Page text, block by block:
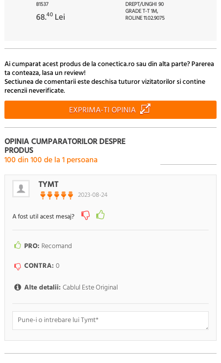
81537
68.40 Lei
DREPT/UNGHI 90
GRADE T-T 1M,
ROLINE 11.02.9075
Ai cumparat acest produs de la conectica.ro sau din alta parte? Parerea
ta conteaza, lasa un review!
Sectiunea de comentarii este deschisa tuturor vizitatorilor si contine
recenzii neverificate.
EXPRIMA-TI OPINIA
OPINIA CUMPARATORILOR DESPRE
PRODUS
100din100de la1persoana
TYMT
2023-08-24
A fost util acest mesaj?
PRO: Recomand
CONTRA: 0
Alte detalii: Cablul Este Original